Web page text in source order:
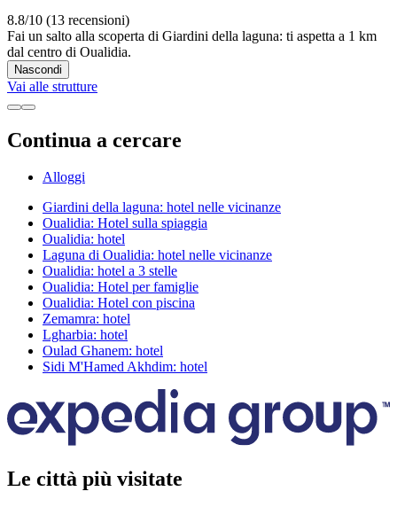
8.8/10 (13 recensioni)
Fai un salto alla scoperta di Giardini della laguna: ti aspetta a 1 km
dal centro di Oualidia.
Nascondi
Vai alle strutture
Continua a cercare
Alloggi
Giardini della laguna: hotel nelle vicinanze
Oualidia: Hotel sulla spiaggia
Oualidia: hotel
Laguna di Oualidia: hotel nelle vicinanze
Oualidia: hotel a 3 stelle
Oualidia: Hotel per famiglie
Oualidia: Hotel con piscina
Zemamra: hotel
Lgharbia: hotel
Oulad Ghanem: hotel
Sidi M'Hamed Akhdim: hotel
Le città più visitate